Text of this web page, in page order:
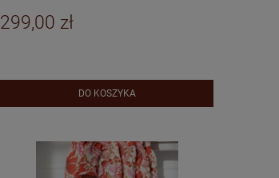
299,00 zł
DO KOSZYKA